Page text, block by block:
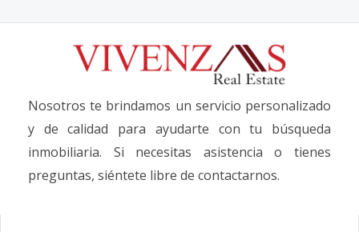
Nosotros te brindamos un servicio personalizado
y de calidad para ayudarte con tu búsqueda
inmobiliaria. Si necesitas asistencia o tienes
preguntas, siéntete libre de contactarnos.